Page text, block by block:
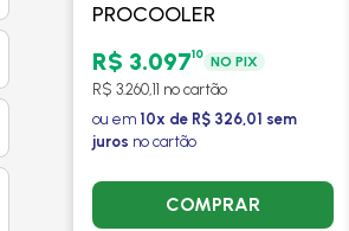
PROCOOLER
R$ 3.09710 NO PIX
R$ 3.260,11 no cartão
ou em 10x de R$ 326,01 sem
juros no cartão
COMPRAR